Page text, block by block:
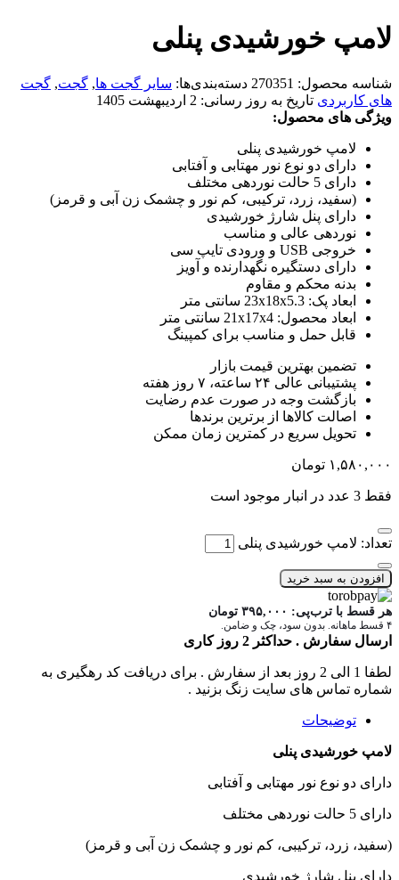
لامپ خورشیدی پنلی
شناسه محصول: 270351 دسته‌بندی‌ها: سایر گجت ها, گجت, گجت
های کاربردی تاریخ به روز رسانی: 2 اردیبهشت 1405
ویژگی های محصول:
لامپ خورشیدی پنلی
دارای دو نوع نور مهتابی و آفتابی
دارای 5 حالت نوردهی مختلف
(سفید، زرد، ترکیبی، کم نور و چشمک زن آبی و قرمز)
دارای پنل شارژ خورشیدی
نوردهی عالی و مناسب
خروجی USB و ورودی تایپ سی
دارای دستگیره نگهدارنده و آویز
بدنه محکم و مقاوم
ابعاد پک: 23x18x5.3 سانتی متر
ابعاد محصول: 21x17x4 سانتی متر
قابل حمل و مناسب برای کمپینگ
تضمین بهترین قیمت بازار
پشتیبانی عالی ۲۴ ساعته، ۷ روز هفته
بازگشت وجه در صورت عدم رضایت
اصالت کالاها از برترین برندها
تحویل سریع در کمترین زمان ممکن
۱,۵۸۰,۰۰۰ تومان
فقط 3 عدد در انبار موجود است
تعداد: لامپ خورشیدی پنلی
افزودن به سبد خرید
هر قسط با ترب‌پی: ۳۹۵,۰۰۰ تومان
۴ قسط ماهانه. بدون سود، چک و ضامن.
ارسال سفارش . حداکثر 2 روز کاری
لطفا 1 الی 2 روز بعد از سفارش . برای دریافت کد رهگیری به
شماره تماس های سایت زنگ بزنید .
توضیحات
لامپ خورشیدی پنلی
دارای دو نوع نور مهتابی و آفتابی
دارای 5 حالت نوردهی مختلف
(سفید، زرد، ترکیبی، کم نور و چشمک زن آبی و قرمز)
دارای پنل شارژ خورشیدی